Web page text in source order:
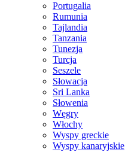
Portugalia
Rumunia
Tajlandia
Tanzania
Tunezja
Turcja
Seszele
Słowacja
Sri Lanka
Słowenia
Węgry
Włochy
Wyspy greckie
Wyspy kanaryjskie